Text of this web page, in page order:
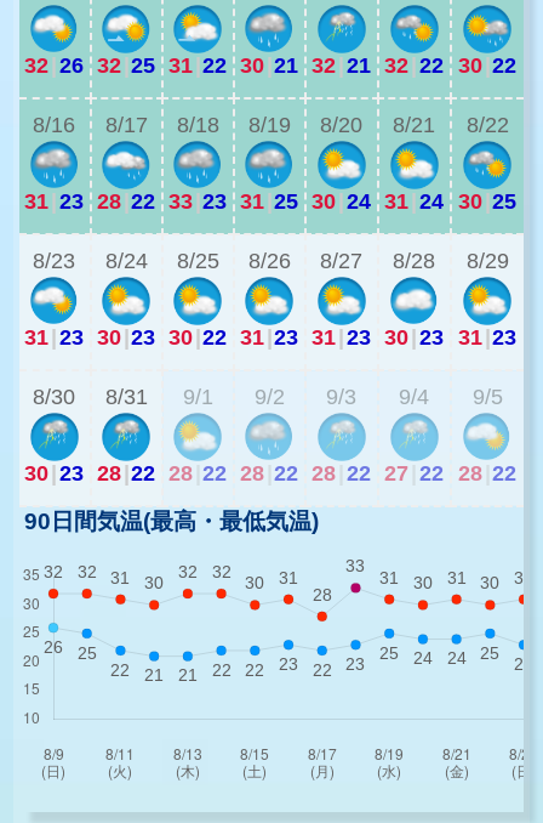
32|26 32|25 31|22 30|21 32|21 32|22 30|22
8/16
31|23
8/17
28|22
8/18
33|23
8/19
31|25
8/20
30|24
8/21
31|24
8/22
30|25
8/23
31|23
8/24
30|23
8/25
30|22
8/26
31|23
8/27
31|23
8/28
30|23
8/29
31|23
8/30
30|23
8/31
28|22
9/1
28 22
9/2
28 22
9/3
28 22
9/4
27 22
9/5
28 22
90日間気温(最高・最低気温)